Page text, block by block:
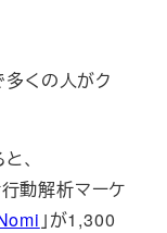
くの人がク
、
動解析マーケ
」が1,300